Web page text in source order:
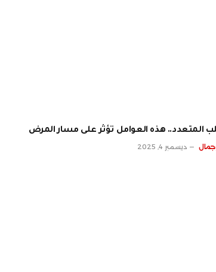
المتعدد.. هذه العوامل تؤثر على مسار المرض
ديسمبر 4, 2025